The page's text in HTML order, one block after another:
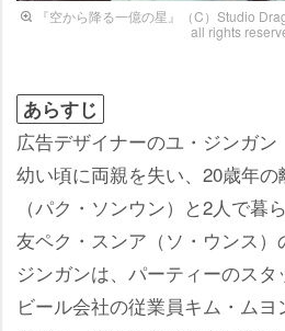
『空から降る一億の星』（C）Studio
all rights
あらすじ
広告デザイナーのユ・ジンガ
幼い頃に両親を失い、20歳年
（パク・ソンウン）と2人で暮
友ペク・スンア（ソ・ウンス
ジンガンは、パーティーのス
ビール会社の従業員キム・ム